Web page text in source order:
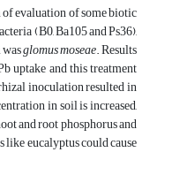
evaluation of some biotic
(B0, Ba105 and Ps36),
glomus moseae. Results
uptake and this treatment
inoculation resulted in
in soil is increased,
and root phosphorus and
eucalyptus could cause